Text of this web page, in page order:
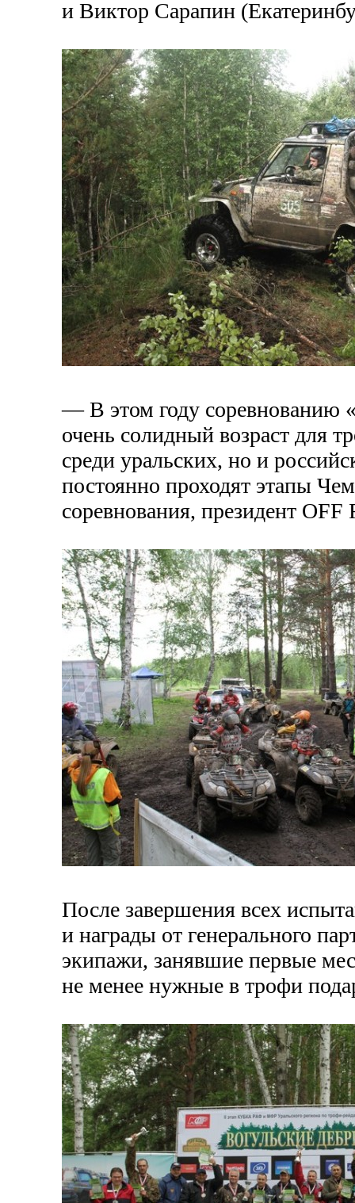
и Виктор Сарапин
— В этом году соревнованию
очень солидный возраст для
среди уральских, но и
постоянно проходят этапы
соревнования, президент
После завершения всех
и награды от генерального
экипажи, занявшие первые
не менее нужные в трофи